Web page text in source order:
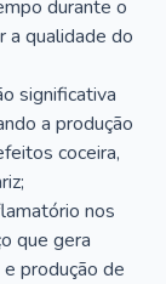
durante o
a qualidade do
significativa
a produção
coceira,
nos
que gera
produção de